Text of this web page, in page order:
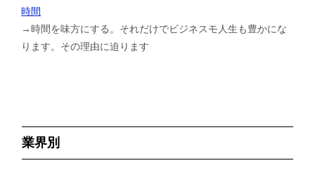
時間
→時間を味方にする。それだけでビジネスモ人生も豊かにな
ります。その理由に迫ります
業界別